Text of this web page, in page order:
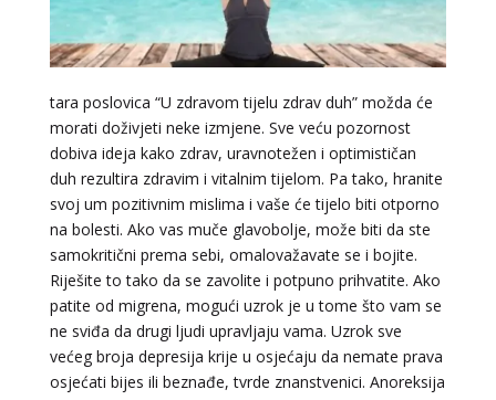
tara poslovica “U zdravom tijelu zdrav duh” možda će
morati doživjeti neke izmjene. Sve veću pozornost
dobiva ideja kako zdrav, uravnotežen i optimističan
duh rezultira zdravim i vitalnim tijelom. Pa tako, hranite
svoj um pozitivnim mislima i vaše će tijelo biti otporno
na bolesti. Ako vas muče glavobolje, može biti da ste
samokritični prema sebi, omalovažavate se i bojite.
Riješite to tako da se zavolite i potpuno prihvatite. Ako
patite od migrena, mogući uzrok je u tome što vam se
ne sviđa da drugi ljudi upravljaju vama. Uzrok sve
većeg broja depresija krije u osjećaju da nemate prava
osjećati bijes ili beznađe, tvrde znanstvenici. Anoreksija
VIKTORIJA / Kod 369
Tarot savjetnik je zauzet
TEHNIKE:astrologija, numerologija, tarot, radiestezija
Broj tel: 064/600-600
tel:0,93€ - mob:1,12€ min